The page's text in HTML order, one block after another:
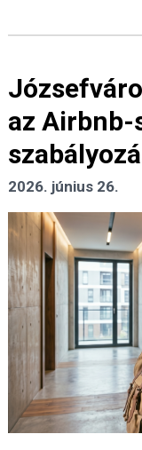
az Airbnb-
2026. június 26.